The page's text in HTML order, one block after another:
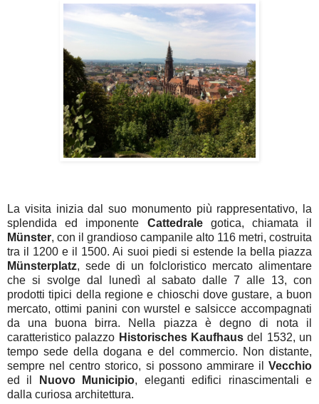
La visita inizia dal suo monumento più rappresentativo, la
splendida ed imponente Cattedralegotica, chiamata il
Münster, con il grandioso campanile alto 116 metri, costruita
tra il 1200 e il 1500. Ai suoi piedi si estende la bella piazza
Münsterplatz, sede di un folcloristico mercato alimentare
che si svolge dal lunedì al sabato dalle 7 alle 13, con
prodotti tipici della regione e chioschi dove gustare, a buon
mercato, ottimi panini con wurstel e salsicce accompagnati
da una buona birra. Nella piazza è degno di nota il
caratteristico palazzo Historisches Kaufhaus del 1532, un
tempo sede della dogana e del commercio. Non distante,
sempre nel centro storico, si possono ammirare il Vecchio
ed il
Nuovo Municipio, eleganti edifici rinascimentali e
dalla curiosa architettura.